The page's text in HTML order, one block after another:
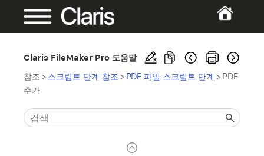
Claris FileMaker Pro 도움말
참조 > 스크립트 단계 참조 > PDF 파일 스크립트 단계 > PDF
추가